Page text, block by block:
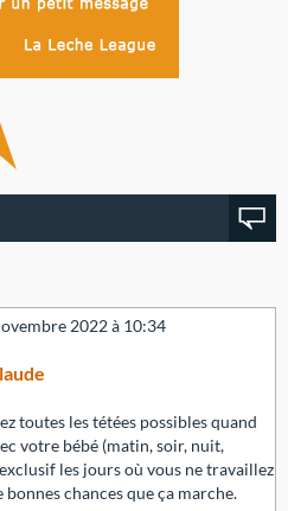
2022 à 10:34
toutes les tétées possibles quand
votre bébé (matin, soir, nuit,
les jours où vous ne travaillez
bonnes chances que ça marche.